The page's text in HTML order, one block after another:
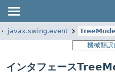
javax.swing.event
機械翻訳
インタフェース